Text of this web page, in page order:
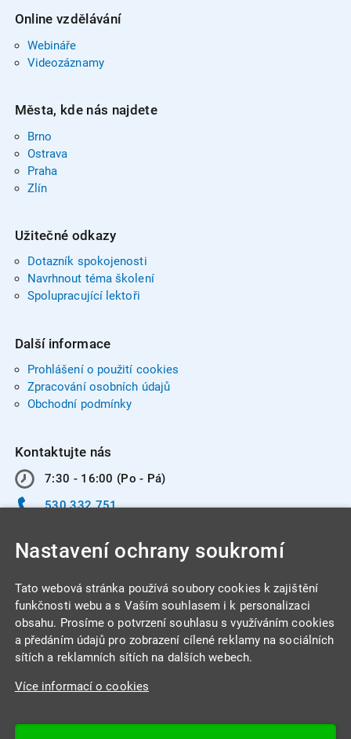
Online vzdělávání
Webináře
Videozáznamy
Města, kde nás najdete
Brno
Ostrava
Praha
Zlín
Užitečné odkazy
Dotazník spokojenosti
Navrhnout téma školení
Spolupracující lektoři
Další informace
Prohlášení o použití cookies
Zpracování osobních údajů
Obchodní podmínky
Kontaktujte nás
7:30 - 16:00 (Po - Pá)
530 332 751
INTEGRA CENTRUM s.r.o.
Jabloňová 662/7
Nastavení ochrany soukromí
Tato webová stránka používá soubory cookies k zajištění
funkčnosti webu a s Vaším souhlasem i k personalizaci
obsahu. Prosíme o potvrzení souhlasu s využíváním cookies
a předáním údajů pro zobrazení cílené reklamy na sociálních
sítích a reklamních sítích na dalších webech.
Více informací o cookies